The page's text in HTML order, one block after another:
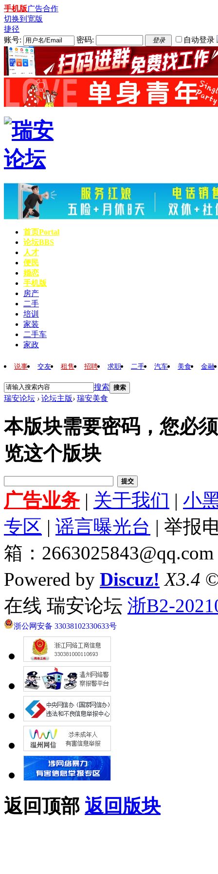
手机版广告合作
切换到宽版
捷径
账号:
密码: 登录 自动登录
首页Portal
论坛BBS
人才
便民
婚恋
手机版
房产
二手
培训
家装
二手车
家政
说事 交友 租售 招聘 求职 二手 汽车 美食 金融
搜索 搜索
瑞安论坛 › 论坛主版› 瑞安美食
本版块需要密码，您必
览这个版块
提交
广告业务| 关于我们 | 小
专区 | 谣言曝光台 | 举报
箱：2663025843@qq.com
Powered by Discuz! X3.4
在线 瑞安论坛 浙B2-
浙公网安备 33038102330633号
返回顶部 返回版块